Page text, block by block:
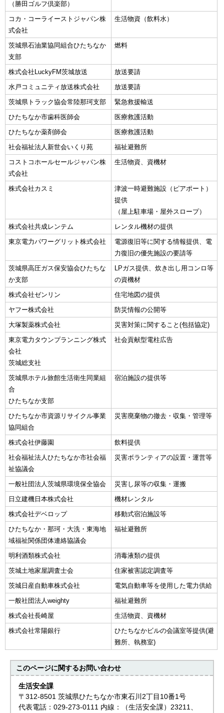
（勝田ゴルフ倶楽部）
コカ・コーライーストジャパン株
式会社
生活物資（飲料水）
茨城県石油業協同組合ひたちなか
支部
燃料
株式会社LuckyFM茨城放送
放送要請
水戸コミュニティ放送株式会社
放送要請
茨城県トラック協会常陸那珂支部
緊急救援輸送
ひたちなか市歯科医師会
医療救護活動
ひたちなか薬剤師会
医療救護活動
社会福祉法人新世会いくり苑
福祉避難所
コストコホールセールジャパン株
式会社
生活物資、資機材
株式会社カスミ
津波一時避難施設（ピアポート）
提供
（屋上駐車場・屋外スロープ）
株式会社共成レンテム
レンタル機材の提供
東京電力パワーグリット株式会社
電源復旧等に関する情報提供、電
力復旧の優先施設の要請等
茨城県高圧ガス保安協会ひたちな
か支部
LPガス提供、炊き出し用コンロ等
の資機材
株式会社ゼンリン
住宅地図の提供
ヤフー株式会社
防災情報の公開等
大塚製薬株式会社
災害対策に関すること(包括協定)
東京電力タウンプランニング株式
会社
茨城総支社
社会貢献型電柱広告
茨城県ホテル旅館生活衛生同業組
合
ひたちなか支部
宿泊施設の提供等
ひたちなか市資源リサイクル事業
協同組合
災害廃棄物の撤去・収集・管理等
株式会社伊藤園
飲料提供
社会福祉法人ひたちなか市社会福
祉協議会
災害ボランティアの設置・運営等
一般社団法人茨城県環境保全協会
災害し尿等の収集・運搬
日立建機日本株式会社
機材レンタル
株式会社デベロップ
移動式宿泊施設等
ひたちなか・那珂・大洗・東海地
域福祉関係団体連絡協議会
福祉避難所
明利酒類株式会社
消毒液類の提供
茨城土地家屋調査士会
住家被害認定調査等
茨城日産自動車株式会社
電気自動車等を使用した電力供給
一般社団法人weighty
福祉避難所
株式会社長崎屋
生活物資、資機材
株式会社常陽銀行
ひたちなかビルの会議室等提供(避
難所、執務室)
このページに関するお問い合わせ
生活安全課
〒312-8501 茨城県ひたちなか市東石川2丁目10番1号
代表電話：029-273-0111 内線：（生活安全課）23211、